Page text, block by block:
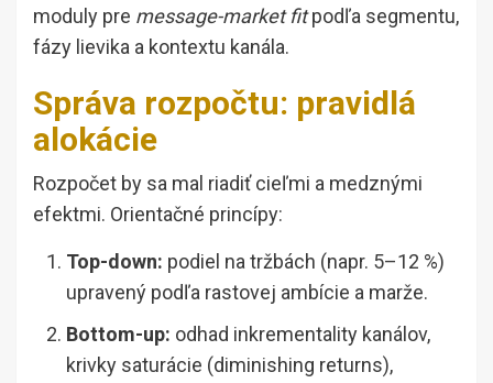
moduly pre message-market fitpodľa segmentu,
fázy lievika a kontextu kanála.
Správa rozpočtu: pravidlá
alokácie
Rozpočet by sa mal riadiť cieľmi a medznými
efektmi. Orientačné princípy:
Top-down: podiel na tržbách (napr. 5–12 %)
upravený podľa rastovej ambície a marže.
Bottom-up: odhad inkrementality kanálov,
krivky saturácie (diminishing returns),